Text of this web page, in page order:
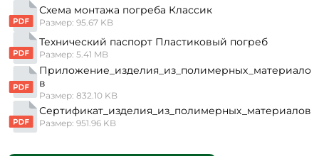
Схема монтажа погреба Классик
Размер: 95.67 KB
Технический паспорт Пластиковый погреб
Размер: 5.41 MB
Приложение_изделия_из_полимерных_материало
в
Размер: 832.10 KB
Сертификат_изделия_из_полимерных_материалов
Размер: 951.96 KB